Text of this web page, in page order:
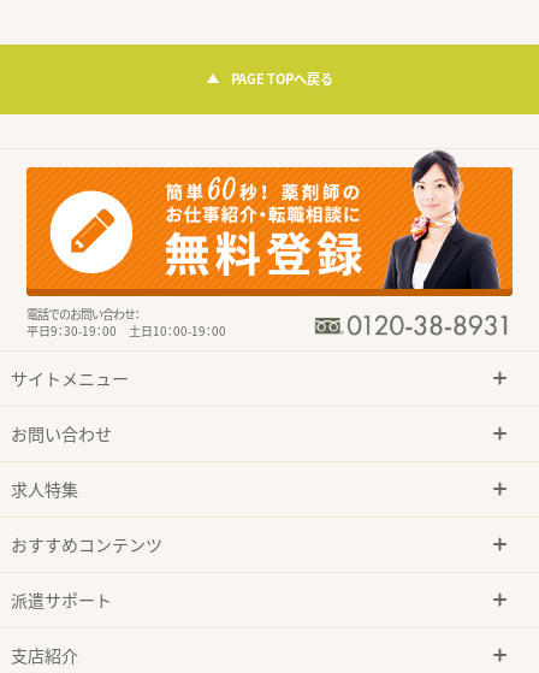
PAGE TOPへ戻る
電話でのお問い合わせ：
平日9：30-19：00 土日10：00-19：00
サイトメニュー
お問い合わせ
求人特集
おすすめコンテンツ
派遣サポート
支店紹介